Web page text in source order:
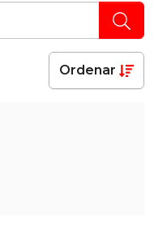
Ordenar